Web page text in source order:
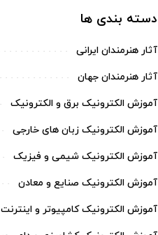
دسته بندی ها
آثار هنرمندان ایرانی
آثار هنرمندان جهان
آموزش الکترونیک برق و الکترونیک
آموزش الکترونیک زبان های خارجی
آموزش الکترونیک شیمی و فیزیک
آموزش الکترونیک صنایع و معادن
آموزش الکترونیک کامپیوتر و اینترنت